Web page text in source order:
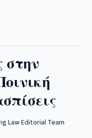
στην
Law Editorial Team·